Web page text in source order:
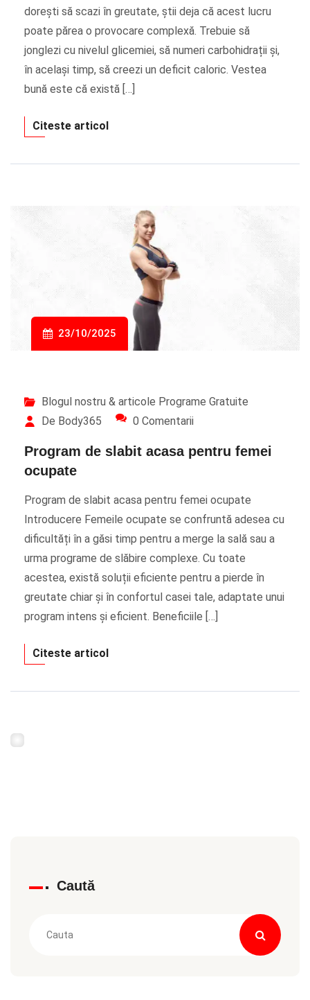
dorești să scazi în greutate, știi deja că acest lucru
poate părea o provocare complexă. Trebuie să
jonglezi cu nivelul glicemiei, să numeri carbohidrații și,
în același timp, să creezi un deficit caloric. Vestea
bună este că există […]
Citeste articol
23/10/2025
Blogul nostru & articole Programe Gratuite
De Body365
0 Comentarii
Program de slabit acasa pentru femei
ocupate
Program de slabit acasa pentru femei ocupate
Introducere Femeile ocupate se confruntă adesea cu
dificultăți în a găsi timp pentru a merge la sală sau a
urma programe de slăbire complexe. Cu toate
acestea, există soluții eficiente pentru a pierde în
greutate chiar și în confortul casei tale, adaptate unui
program intens și eficient. Beneficiile […]
Citeste articol
Caută